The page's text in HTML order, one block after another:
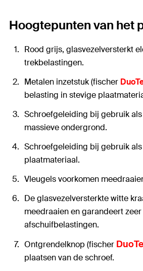
Hoogtepunten van het
Rood grijs, glasvezelversterkt
trekbelastingen.
Metalen inzetstuk (fischer
belasting in stevige
Schroefgeleiding bij gebruik
massieve ondergrond.
Schroefgeleiding bij gebruik
plaatmateriaal.
Vleugels voorkomen
De glasvezelversterkte witte
meedraaien en garandeert
afschuifbelastingen.
Ontgrendelknop (fischer
plaatsen van de schroef.